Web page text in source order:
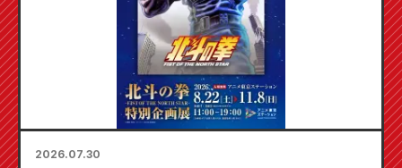
2026.07.30